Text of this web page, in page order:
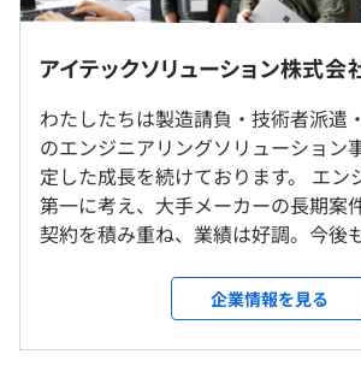
＜＜エンジニア育成研修＞＞
ベテラン現役エンジニアによる１対１
◆システム開発
40 hours 基礎プログラミング（C,C#
40 hours Web基礎プログラミング
80 hours Web応用プログラミング
160 hours アプリケーション開発（開
大阪のクライアント先に常駐。
勤務地は相談ベースで決定致します。
就業場所の変更範囲
＜雇入時＞
入社して約2カ月間は受託設計室で研
受託設計室：大阪市淀川区西中島6丁目
研修後、大阪のクライアント先に配属
(給与例)
業＋賞与
507万円／経験6年＜配偶者＞／月給33
347万円／経験2年／月給22万＋残業＋
は年収提示額を保証するもの
アイテックソリューション株式会
わたしたちは製造請負・技術者派遣
のエンジニアリングソリューション
定した成長を続けております。 エン
第一に考え、大手メーカーの長期案
契約を積み重ね、業績は好調。今後
制度を導入しており、目標を持って
に取り組めます。 ヒューマン研修、
ーマ別勉強会など入社後も成長の機
企業情報を見る